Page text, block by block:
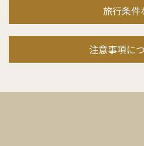
旅行条件
注意事項に